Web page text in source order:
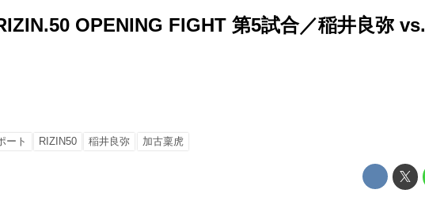
OPENING FIGHT 第5試合／稲井良弥 vs.
ート RIZIN50 稲井良弥 加古稟虎